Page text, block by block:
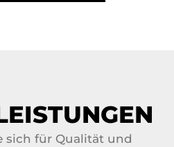
sich für Qualität und